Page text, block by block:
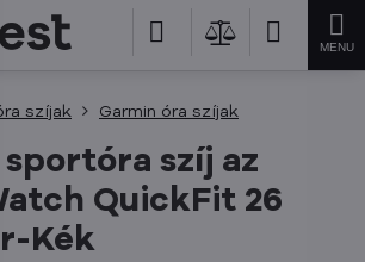
szíjak Garmin óra szíjak
szíj az
QuickFit 26
Kék